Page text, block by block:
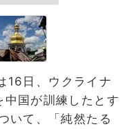
16日、ウクライナ
国が訓練したとす
いて、「純然たる